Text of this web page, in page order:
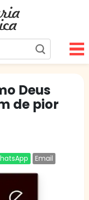
Gratuita
Deus
de pior
Email